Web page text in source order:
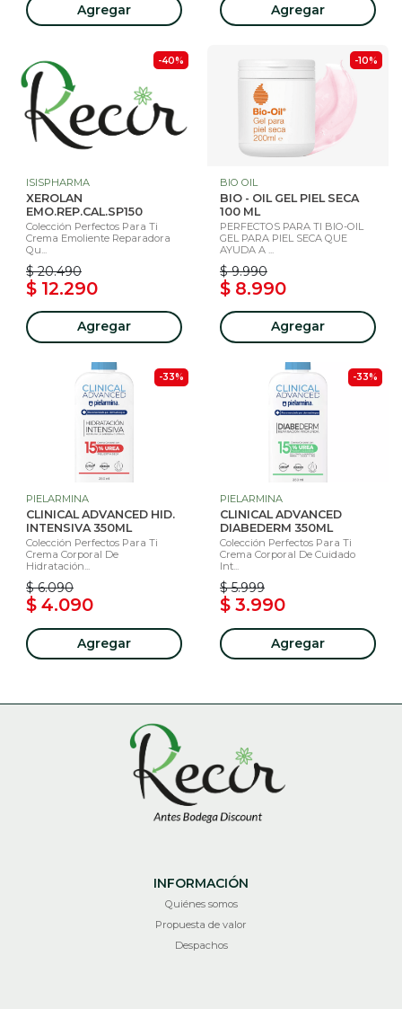
Agregar Agregar
-40%
ISISPHARMA
XEROLAN
EMO.REP.CAL.SP150
Colección Perfectos Para Ti
Crema Emoliente Reparadora
Qu...
$ 20.490
$ 12.290
Agregar
-10%
BIO OIL
BIO - OIL GEL PIEL SECA
100 ML
PERFECTOS PARA TI BIO-OIL
GEL PARA PIEL SECA QUE
AYUDA A ...
$ 9.990
$ 8.990
Agregar
-33%
PIELARMINA
CLINICAL ADVANCED HID.
INTENSIVA 350ML
Colección Perfectos Para Ti
Crema Corporal De
Hidratación...
$ 6.090
$ 4.090
Agregar
-33%
PIELARMINA
CLINICAL ADVANCED
DIABEDERM 350ML
Colección Perfectos Para Ti
Crema Corporal De Cuidado
Int...
$ 5.999
$ 3.990
Agregar
INFORMACIÓN
Quiénes somos
Propuesta de valor
Despachos